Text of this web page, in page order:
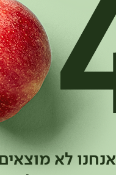
אנחנו לא